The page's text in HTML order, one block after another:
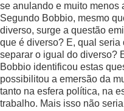
se anulando e muito menos
Segundo Bobbio, mesmo
diverso, surge a questão
que é diverso? E, qual
separar o igual do diverso?
Bobbio identificou estas
possibilitou a emersão da
tanto na esfera política, na
trabalho. Mais isso não